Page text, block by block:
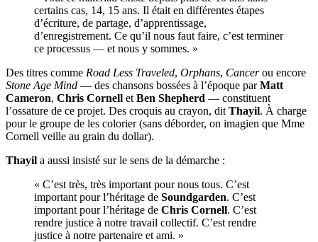
certains cas, 14, 15 ans. Il était en différentes étapes
d’écriture, de partage, d’apprentissage,
d’enregistrement. Ce qu’il nous faut faire, c’est terminer
ce processus — et nous y sommes. »
Des titres comme Road Less Traveled, Orphans, Cancerou encore
Stone Age Mind — des chansons bossées à l’époque parMatt
Cameron, Chris Cornell et Ben Shepherd — constituent
l’ossature de ce projet. Des croquis au crayon, dit Thayil. À charge
pour le groupe de les colorier (sans déborder, on imagien que Mme
Cornell veille au grain du dollar).
Thayil a aussi insisté sur le sens de la démarche :
« C’est très, très important pour nous tous. C’est
important pour l’héritage de Soundgarden. C’est
important pour l’héritage de Chris Cornell. C’est
rendre justice à notre travail collectif. C’est rendre
justice à notre partenaire et ami. »